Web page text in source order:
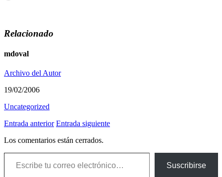
Relacionado
mdoval
Archivo del Autor
19/02/2006
Uncategorized
Entrada anterior Entrada siguiente
Los comentarios están cerrados.
Escribe tu correo electrónico…
Suscribirse